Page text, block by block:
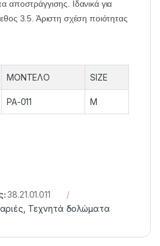
αποστράγγισης. Ιδανικά για
3.5. Άριστη σχέση ποιότητας
ΜΟΝΤΕΛΟ SIZE
PA-011 M
38.21.01.011
Τεχνητά δολώματα